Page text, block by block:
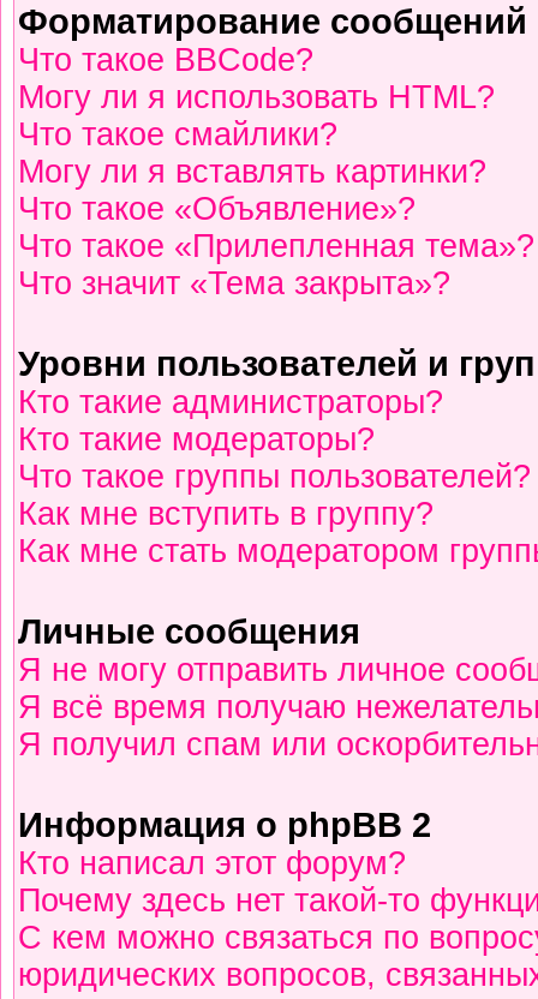
Форматирование
Что такое BBCode?
Могу ли я использовать HTML?
Что такое смайлики?
Могу ли я вставлять картинки?
Что такое «Объявление»?
Что такое «Прилепленная тема»?
Что значит «Тема закрыта»?
Уровни пользователей и
Кто такие администраторы?
Кто такие модераторы?
Что такое группы пользователей?
Как мне вступить в группу?
Как мне стать модератором
Личные сообщения
Я не могу отправить личное
Я всё время получаю
Я получил спам или
Информация о phpBB 2
Кто написал этот форум?
Почему здесь нет такой-то
С кем можно связаться по
юридических вопросов,